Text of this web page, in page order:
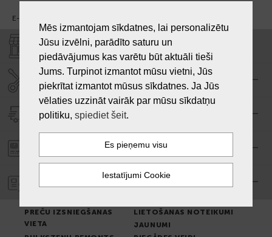
E-pasts:
VEIKALI "LAIKS"
SERVISA CENTRS "LAIKS"
PIEGĀDE
PASŪTĪJUMA APMAKSA
GARANTIJA
PREČU IZSNIEGŠANAS
VIETA
LIETOŠANAS NOTEIKUMI
JAUNUMI
Mēs izmantojam sīkdatnes, lai personalizētu
Jūsu izvēlni, parādīto saturu un
piedāvājumus kas varētu būt aktuāli tieši
Jums. Turpinot izmantot mūsu vietni, Jūs
piekrītat izmantot mūsus sīkdatnes. Ja Jūs
vēlaties uzzināt vairāk par mūsu sīkdatņu
politiku, spiediet šeit.